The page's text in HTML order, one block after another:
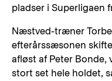
pladser i Superligaen
Næstved-træner
efterårssæsonen
afløst af Peter Bonde,
stort set hele holdet,